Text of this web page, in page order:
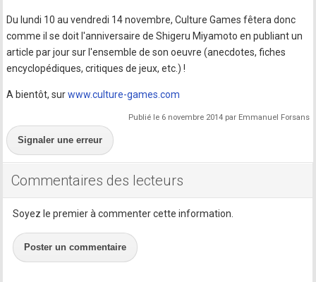
Du lundi 10 au vendredi 14 novembre, Culture Games fêtera donc
comme il se doit l'anniversaire de Shigeru Miyamoto en publiant un
article par jour sur l'ensemble de son oeuvre (anecdotes, fiches
encyclopédiques, critiques de jeux, etc.) !
A bientôt, surwww.culture-games.com
Publié le 6 novembre 2014 par Emmanuel Forsans
Signaler une erreur
Commentaires des lecteurs
Soyez le premier à commenter cette information.
Poster un commentaire